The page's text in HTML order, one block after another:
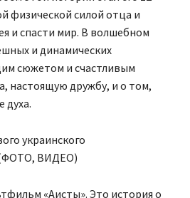
физической силой отца и
и спасти мир. В волшебном
и динамических
сюжетом и счастливым
настоящую дружбу, и о том,
духа.
украинского
(ФОТО, ВИДЕО)
«Аисты». Это история о